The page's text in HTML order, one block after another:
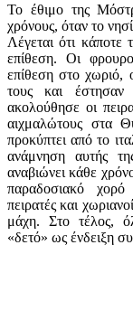
Το έθιμο της
χρόνους, όταν το
Λέγεται ότι κάποτε
επίθεση. Οι
επίθεση στο χωριό,
τους και
ακολούθησε οι
αιχμαλώτους στα
προκύπτει από το
ανάμνηση αυτής
αναβιώνει κάθε
παραδοσιακό
πειρατές και
μάχη. Στο τέλος,
«δετό» ως ένδειξη